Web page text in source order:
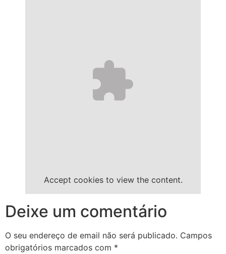
Accept cookies to view the content.
Deixe um comentário
O seu endereço de email não será publicado. Campos
obrigatórios marcados com *